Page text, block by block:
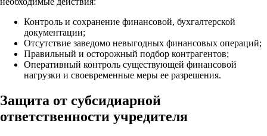
Контроль и сохранение финансовой, бухгалтерской
документации;
Отсутствие заведомо невыгодных финансовых операций;
Правильный и осторожный подбор контрагентов;
Оперативный контроль существующей финансовой
нагрузки и своевременные меры ее разрешения.
Защита от субсидиарной
ответственности учредителя